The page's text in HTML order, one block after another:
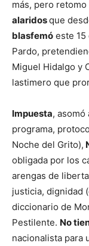
más, pero
alaridosque
blasfemó este 15
Pardo,
Miguel Hidalgo y
lastimero que
Impuesta, asomó
programa,
Noche del Grito),
obligada por los
arengas de
justicia, dignidad
diccionario de
Pestilente. No
nacionalista para